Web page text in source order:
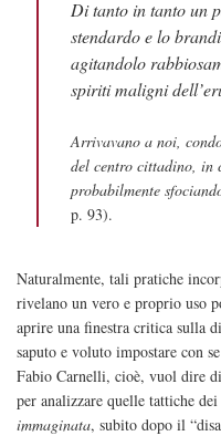
Di tanto in tanto un
stendardo e lo
agitandolo
spiriti maligni
Arrivavano a noi,
del centro cittadino, in
probabilmente
p. 93).
Naturalmente, tali pratiche
rivelano un vero e proprio uso
aprire una finestra critica sulla
saputo e voluto impostare con
Fabio Carnelli, cioè, vuol dire
per analizzare quelle tattiche
immaginata, subito dopo il